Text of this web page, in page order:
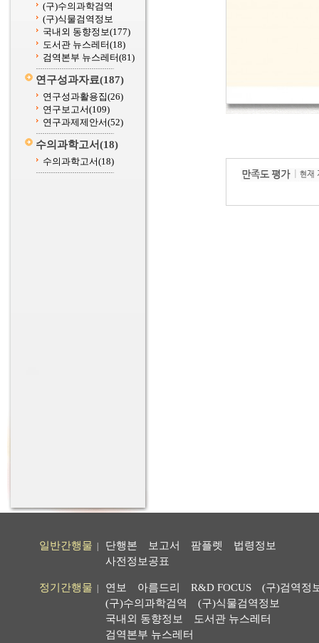
(구)수의과학검역
(구)식물검역정보
국내외 동향정보(177)
도서관 뉴스레터(18)
검역본부 뉴스레터(81)
연구성과자료(187)
연구성과활용집(26)
연구보고서(109)
연구과제제안서(52)
수의과학고서(18)
수의과학고서(18)
일반간행물 단행본 보고서 팜플렛
법령정보
사전정보공표
정기간행물 연보 아름드리 R&D FOCUS
(구)검역정
(구)수의과학검역
(구)식물검역정보
국내외 동향정보
도서관 뉴스레터
검역본부 뉴스레터